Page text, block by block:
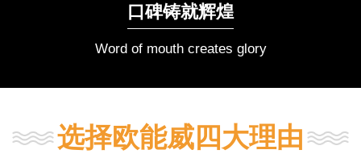
口碑铸就辉煌
Word of mouth creates glory
选择欧能威四大理由